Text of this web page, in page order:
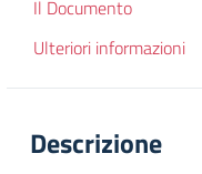
Il Documento
Ulteriori informazioni
Descrizione